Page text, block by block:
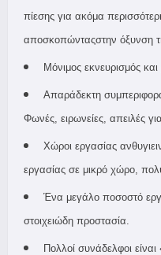
πίεσης για ακόμα
αποσκοπώνταςστην όξυνση
Μόνιμος εκνευρισμός
Απαράδεκτη
Φωνές, ειρωνείες, απειλές
Χώροι εργασίας
εργασίας σε μικρό χώρο,
Ένα μεγάλο ποσοστό
στοιχειώδη προστασία.
Πολλοί συνάδελφοι